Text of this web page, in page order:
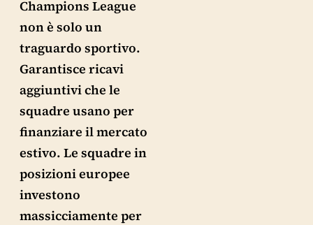
Champions League
non è solo un
traguardo sportivo.
Garantisce ricavi
aggiuntivi che le
squadre usano per
finanziare il mercato
estivo. Le squadre in
posizioni europee
investono
massicciamente per